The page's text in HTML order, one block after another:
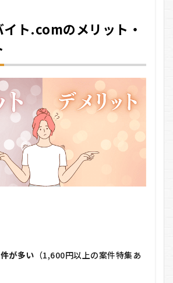
イト.comのメリット・
が多い （1,600円以上の案件特集あ